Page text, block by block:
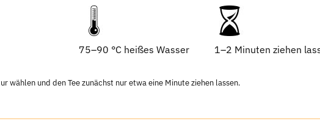
75–90 °C heißes Wasser 1–2 Minuten ziehen
wählen und den Tee zunächst nur etwa eine Minute ziehen lassen.